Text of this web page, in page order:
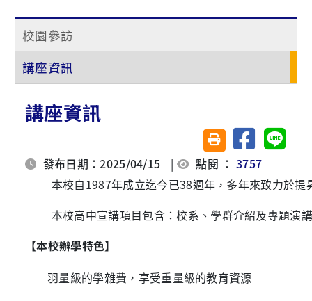
校園參訪
講座資訊
講座資訊
友善列印(另開視窗)
分享至臉書分享
發布日期：2025/04/15 | 點閱 ：3757
本校自1987年成立迄今已38週年，多年來致力於
本校高中宣講項目包含：校系、學群介紹及專題演
【本校辦學特色】
羽量級的學雜費，享受重量級的教育資源